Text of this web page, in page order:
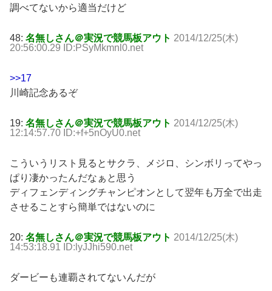
調べてないから適当だけど
48: 名無しさん＠実況で競馬板アウト 2014/12/25(木)
20:56:00.29 ID:PSyMkmnl0.net
>>17
川崎記念あるぞ
19: 名無しさん＠実況で競馬板アウト 2014/12/25(木)
12:14:57.70 ID:+f+5nOyU0.net
こういうリスト見るとサクラ、メジロ、シンボリってやっ
ぱり凄かったんだなぁと思う
ディフェンディングチャンピオンとして翌年も万全で出走
させることすら簡単ではないのに
20: 名無しさん＠実況で競馬板アウト 2014/12/25(木)
14:53:18.91 ID:lyJJhi590.net
ダービーも連覇されてないんだが